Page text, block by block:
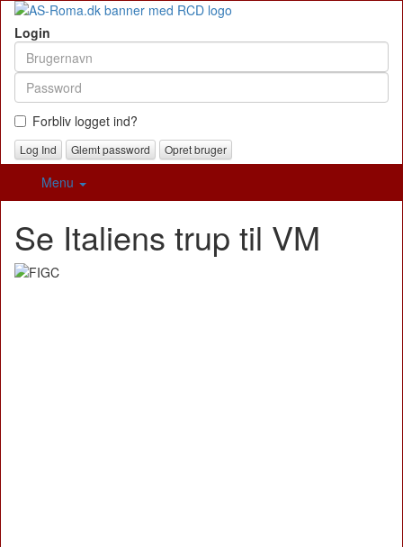
Login
Forbliv logget ind?
Glemt password Opret bruger
Menu
Se Italiens trup til VM